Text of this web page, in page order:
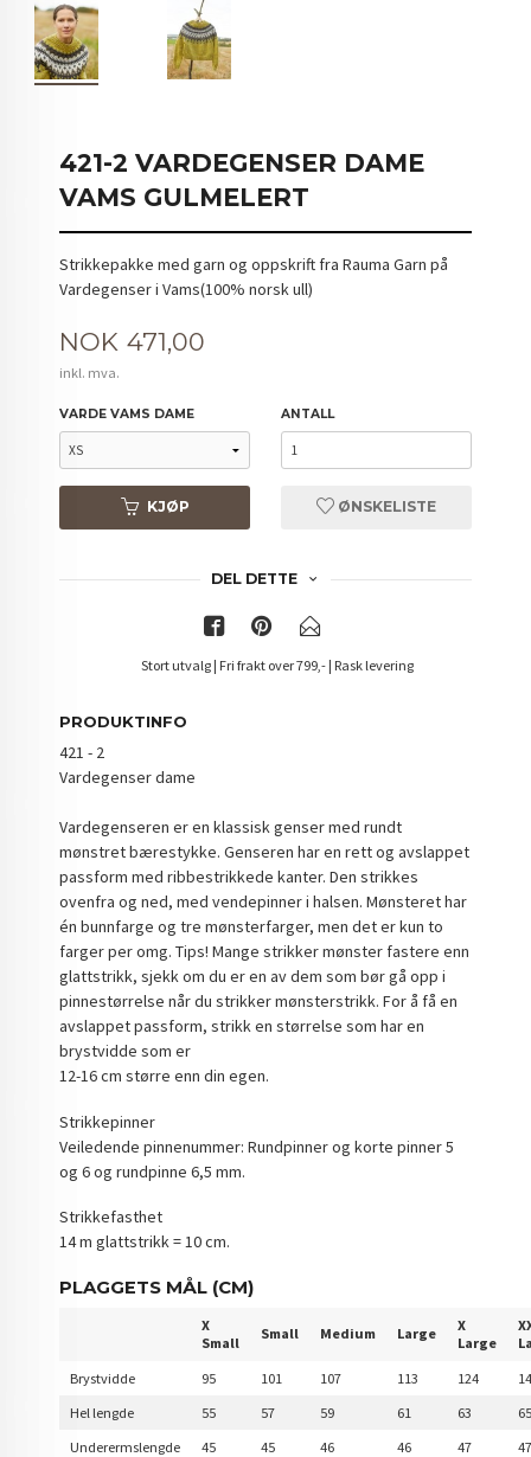
421-2 VARDEGENSER DAME
VAMS GULMELERT
Strikkepakke med garn og oppskrift fra Rauma Garn på
Vardegenser i Vams(100% norsk ull)
Pris
NOK 471,00
inkl. mva.
VARDE VAMS DAME ANTALL
KJØP ØNSKELISTE
DEL DETTE
Stort utvalg | Fri frakt over 799,- | Rask levering
PRODUKTINFO
421 - 2
Vardegenser dame
Vardegenseren er en klassisk genser med rundt
mønstret bærestykke. Genseren har en rett og avslappet
passform med ribbestrikkede kanter. Den strikkes
ovenfra og ned, med vendepinner i halsen. Mønsteret har
én bunnfarge og tre mønsterfarger, men det er kun to
farger per omg. Tips! Mange strikker mønster fastere enn
glattstrikk, sjekk om du er en av dem som bør gå opp i
pinnestørrelse når du strikker mønsterstrikk. For å få en
avslappet passform, strikk en størrelse som har en
brystvidde som er
12-16 cm større enn din egen.
Strikkepinner
Veiledende pinnenummer: Rundpinner og korte pinner 5
og 6 og rundpinne 6,5 mm.
Strikkefasthet
14 m glattstrikk = 10 cm.
PLAGGETS MÅL (CM)
X
Small
Small Medium Large
X
Large
Brystvidde
95 101 107 113 124
Hel lengde
55 57 59 61 63
Underermslengde
45 45 46 46 47